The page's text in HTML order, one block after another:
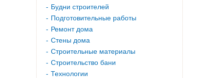
Будни строителей
Подготовительные работы
Ремонт дома
Стены дома
Строительные материалы
Строительство бани
Технологии